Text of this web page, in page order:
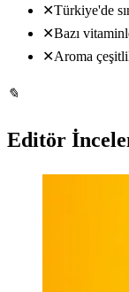
✕Türkiye'de
✕Bazı
✕Aroma
✎
Editör